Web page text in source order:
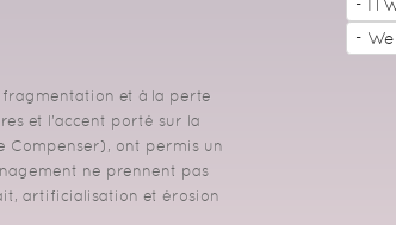
et à la perte
et l’accent porté sur la
Compenser), ont permis un
ne prennent pas
artificialisation et érosion